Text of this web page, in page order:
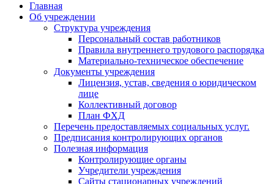
Главная
Об учреждении
Структура учреждения
Персональный состав работников
Правила внутреннего трудового распорядка
Материально-техническое обеспечение
Документы учреждения
Лицензия, устав, сведения о юридическом
лице
Коллективный договор
План ФХД
Перечень предоставляемых социальных услуг.
Предписания контролирующих органов
Полезная информация
Контролирующие органы
Учредители учреждения
Сайты стационарных учреждений